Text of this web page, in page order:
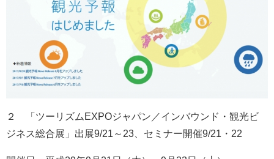
２ 「ツーリズムEXPOジャパン／インバウンド・観光ビ
ジネス総合展」出展9/21～23、セミナー開催9/21・22